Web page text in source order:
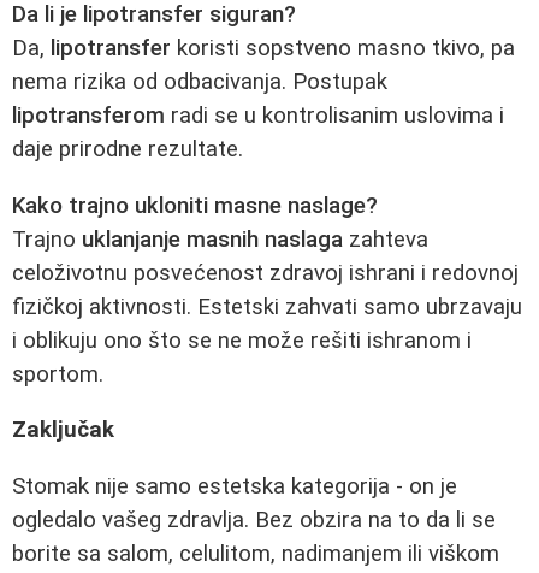
Da li je lipotransfer siguran?
Da, lipotransfer koristi sopstveno masno tkivo, pa
nema rizika od odbacivanja. Postupak
lipotransferom radi se u kontrolisanim uslovima i
daje prirodne rezultate.
Kako trajno ukloniti masne naslage?
Trajno uklanjanje masnih naslaga zahteva
celoživotnu posvećenost zdravoj ishrani i redovnoj
fizičkoj aktivnosti. Estetski zahvati samo ubrzavaju
i oblikuju ono što se ne može rešiti ishranom i
sportom.
Zaključak
Stomak nije samo estetska kategorija - on je
ogledalo vašeg zdravlja. Bez obzira na to da li se
borite sa salom, celulitom, nadimanjem ili viškom